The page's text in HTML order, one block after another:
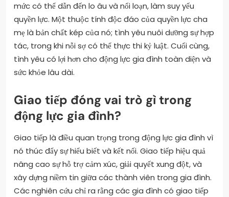
mức có thể dẫn đến lo âu và nổi loạn, làm suy yếu
quyền lực. Một thuộc tính độc đáo của quyền lực cha
mẹ là bản chất kép của nó; tình yêu nuôi dưỡng sự hợp
tác, trong khi nỗi sợ có thể thực thi kỷ luật. Cuối cùng,
tình yêu có lợi hơn cho động lực gia đình toàn diện và
sức khỏe lâu dài.
Giao tiếp đóng vai trò gì trong
động lực gia đình?
Giao tiếp là điều quan trọng trong động lực gia đình vì
nó thúc đẩy sự hiểu biết và kết nối. Giao tiếp hiệu quả
nâng cao sự hỗ trợ cảm xúc, giải quyết xung đột, và
xây dựng niềm tin giữa các thành viên trong gia đình.
Các nghiên cứu chỉ ra rằng các gia đình có giao tiếp